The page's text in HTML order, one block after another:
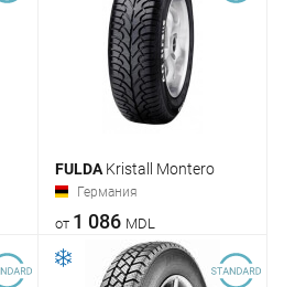
FULDAKristall Montero
Германия
от 1 086 MDL